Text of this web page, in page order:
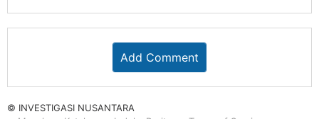
Add Comment
© INVESTIGASI NUSANTARA